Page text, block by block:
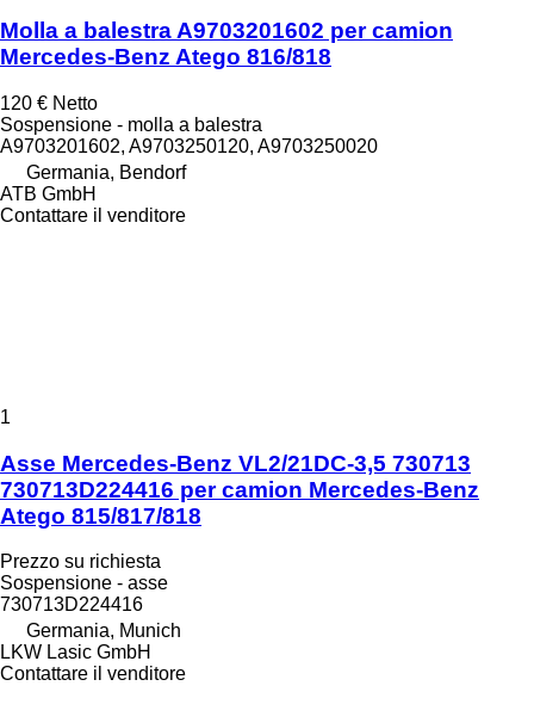
Molla a balestra A9703201602 per camion
Mercedes-Benz Atego 816/818
120 € Netto
Sospensione - molla a balestra
A9703201602, A9703250120, A9703250020
Germania, Bendorf
ATB GmbH
Contattare il venditore
1
Asse Mercedes-Benz VL2/21DC-3,5 730713
730713D224416 per camion Mercedes-Benz
Atego 815/817/818
Prezzo su richiesta
Sospensione - asse
730713D224416
Germania, Munich
LKW Lasic GmbH
Contattare il venditore